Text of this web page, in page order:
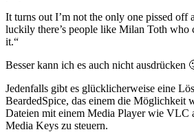
It turns out I’m not the only one pissed off
luckily there’s people like Milan Toth who
it.“
Besser kann ich es auch nicht ausdrücken
Jedenfalls gibt es glücklicherweise eine
BeardedSpice, das einem die
Dateien mit einem Media Player wie VLC
Media Keys zu steuern.